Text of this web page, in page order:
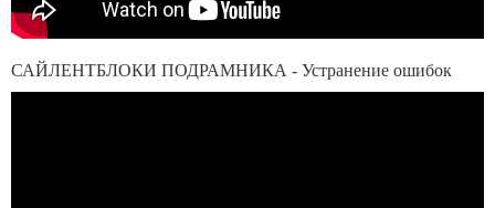
САЙЛЕНТБЛОКИ ПОДРАМНИКА - Устранение ошибок